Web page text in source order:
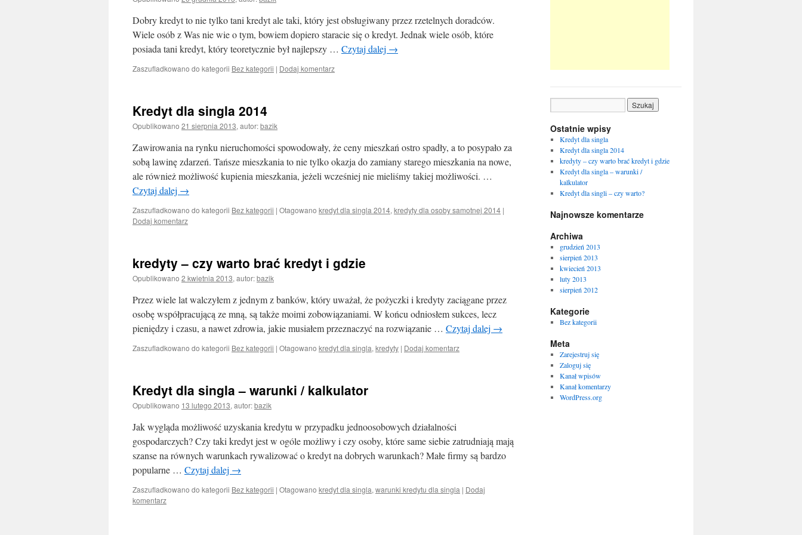
Dobry kredyt to nie tylko tani kredyt ale taki, który jest obsługiwany przez rzetelnych doradców.
Wiele osób z Was nie wie o tym, bowiem dopiero staracie się o kredyt. Jednak wiele osób, które
posiada tani kredyt, który teoretycznie był najlepszy … Czytaj dalej →
Zaszufladkowano do kategorii Bez kategorii | Dodaj komentarz
Kredyt dla singla 2014
Opublikowano 21 sierpnia 2013, autor:bazik
Zawirowania na rynku nieruchomości spowodowały, że ceny mieszkań ostro spadły, a to posypało za
sobą lawinę zdarzeń. Tańsze mieszkania to nie tylko okazja do zamiany starego mieszkania na nowe,
ale również możliwość kupienia mieszkania, jeżeli wcześniej nie mieliśmy takiej możliwości. …
Czytaj dalej →
Zaszufladkowano do kategorii Bez kategorii | Otagowano kredyt dla singla 2014, kredyty dla osoby samotnej 2014 |
Dodaj komentarz
kredyty – czy warto brać kredyt i gdzie
Opublikowano 2 kwietnia 2013, autor:bazik
Przez wiele lat walczyłem z jednym z banków, który uważał, że pożyczki i kredyty zaciągane przez
osobę współpracującą ze mną, są także moimi zobowiązaniami. W końcu odniosłem sukces, lecz
pieniędzy i czasu, a nawet zdrowia, jakie musiałem przeznaczyć na rozwiązanie … Czytaj dalej →
Zaszufladkowano do kategorii Bez kategorii | Otagowano kredyt dla singla, kredyty | Dodaj komentarz
Kredyt dla singla – warunki / kalkulator
Opublikowano 13 lutego 2013, autor:bazik
Jak wygląda możliwość uzyskania kredytu w przypadku jednoosobowych działalności
gospodarczych? Czy taki kredyt jest w ogóle możliwy i czy osoby, które same siebie zatrudniają mają
szanse na równych warunkach rywalizować o kredyt na dobrych warunkach? Małe firmy są bardzo
popularne … Czytaj dalej →
Zaszufladkowano do kategorii Bez kategorii | Otagowano kredyt dla singla, warunki kredytu dla singla | Dodaj
komentarz
Ostatnie wpisy
Kredyt dla singla
Kredyt dla singla 2014
kredyty – czy warto brać kredyt i gdzie
Kredyt dla singla – warunki /
kalkulator
Kredyt dla singli – czy warto?
Najnowsze komentarze
Archiwa
grudzień 2013
sierpień 2013
kwiecień 2013
luty 2013
sierpień 2012
Kategorie
Bez kategorii
Meta
Zarejestruj się
Zaloguj się
Kanał wpisów
Kanał komentarzy
WordPress.org